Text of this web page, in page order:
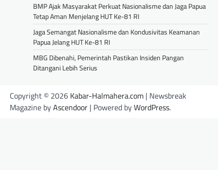
BMP Ajak Masyarakat Perkuat Nasionalisme dan Jaga Papua
Tetap Aman Menjelang HUT Ke-81 RI
Jaga Semangat Nasionalisme dan Kondusivitas Keamanan
Papua Jelang HUT Ke-81 RI
MBG Dibenahi, Pemerintah Pastikan Insiden Pangan
Ditangani Lebih Serius
Copyright © 2026 Kabar-Halmahera.com | Newsbreak
Magazine byAscendoor | Powered byWordPress.